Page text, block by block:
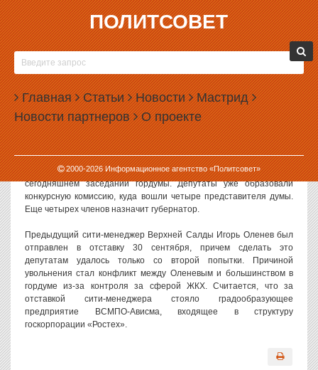
ПОЛИТСОВЕТ
Главная Статьи Новости Мастрид
Новости партнеров О проекте
2000-2026Информационное агентство «Политсовет»
03.12.2014, 16:12
В ВЕРХНЕЙ САЛДЕ ОБЪЯВИЛИ КОНКУРС НА
СИТИ-МЕНЕДЖЕРА
Депутаты городской думы Верхней Салды объявили конкурс на
должность главы администрации города. Предыдущий сити-
менеджер был уволен после конфликта с депутатами и
градообразующим предприятием.
Как сообщает издание «ВСалде.ру», конкурс был объявлен на
сегодняшнем заседании гордумы. Депутаты уже образовали
конкурсную комиссию, куда вошли четыре представителя думы.
Еще четырех членов назначит губернатор.
Предыдущий сити-менеджер Верхней Салды Игорь Оленев был
отправлен в отставку 30 сентября, причем сделать это
депутатам удалось только со второй попытки. Причиной
увольнения стал конфликт между Оленевым и большинством в
гордуме из-за контроля за сферой ЖКХ. Считается, что за
отставкой сити-менеджера стояло градообразующее
предприятие ВСМПО-Ависма, входящее в структуру
госкорпорации «Ростех».